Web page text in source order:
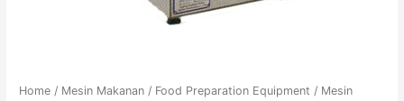
Home / Mesin Makanan / Food Preparation Equipment / Mesin